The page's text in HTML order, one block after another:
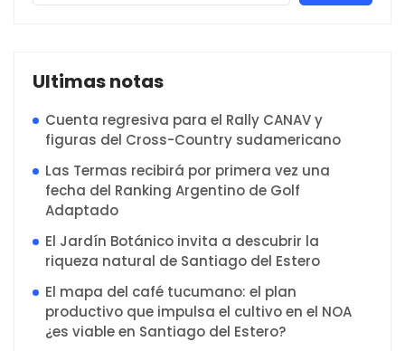
Ultimas notas
Cuenta regresiva para el Rally CANAV y
figuras del Cross-Country sudamericano
Las Termas recibirá por primera vez una
fecha del Ranking Argentino de Golf
Adaptado
El Jardín Botánico invita a descubrir la
riqueza natural de Santiago del Estero
El mapa del café tucumano: el plan
productivo que impulsa el cultivo en el NOA
¿es viable en Santiago del Estero?